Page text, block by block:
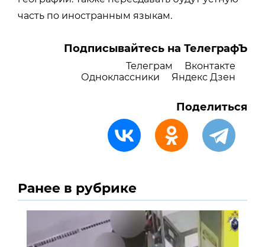
часть по иностранным языкам.
Подписывайтесь на ТелеграфЪ
Телеграм
Вконтакте
Одноклассники
Яндекс Дзен
Поделиться
Ранее в рубрике